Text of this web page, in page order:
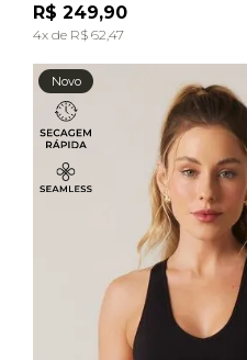
R$ 249,90
4x de R$ 62,47
Novo